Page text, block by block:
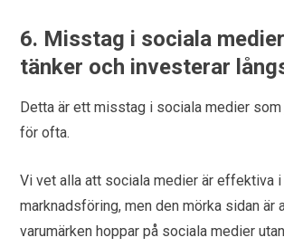
6. Misstag i sociala
tänker och investerar
Detta är ett misstag i sociala medier
för ofta.
Vi vet alla att sociala medier är effektiva i
marknadsföring, men den mörka sidan är
varumärken hoppar på sociala medier